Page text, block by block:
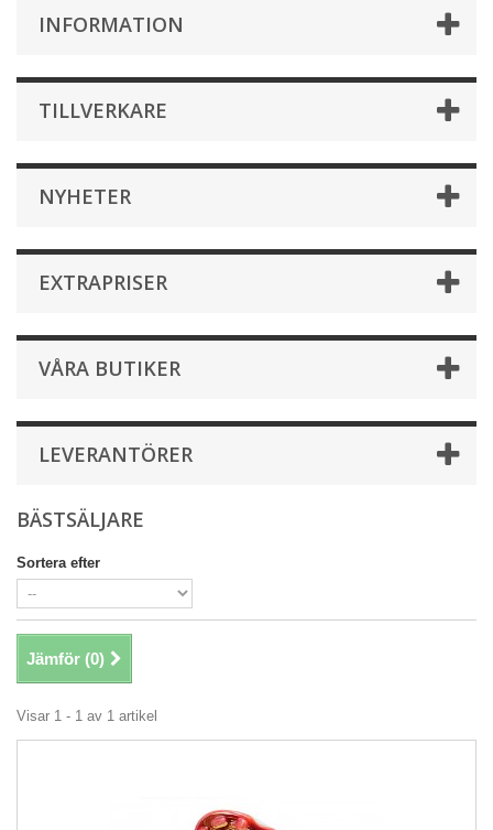
INFORMATION
TILLVERKARE
NYHETER
EXTRAPRISER
VÅRA BUTIKER
LEVERANTÖRER
BÄSTSÄLJARE
Sortera efter
Jämför (0)
Visar 1 - 1 av 1 artikel